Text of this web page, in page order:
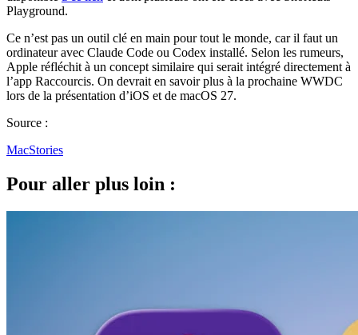
Playground.
Ce n’est pas un outil clé en main pour tout le monde, car il faut un
ordinateur avec Claude Code ou Codex installé. Selon les rumeurs,
Apple réfléchit à un concept similaire qui serait intégré directement à
l’app Raccourcis. On devrait en savoir plus à la prochaine WWDC
lors de la présentation d’iOS et de macOS 27.
Source :
MacStories
Pour aller plus loin :